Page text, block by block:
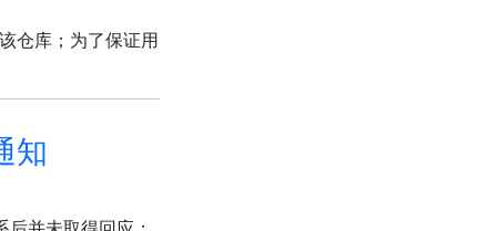
仓库；为了保证用
知